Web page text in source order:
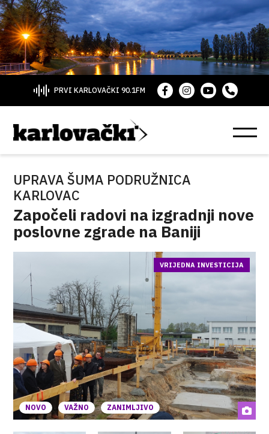
PRVI KARLOVAČKI 90.1FM
UPRAVA ŠUMA PODRUŽNICA
KARLOVAC
Započeli radovi na izgradnji nove
poslovne zgrade na Baniji
NOVO VAŽNO ZANIMLJIVO
VRIJEDNA INVESTICIJA